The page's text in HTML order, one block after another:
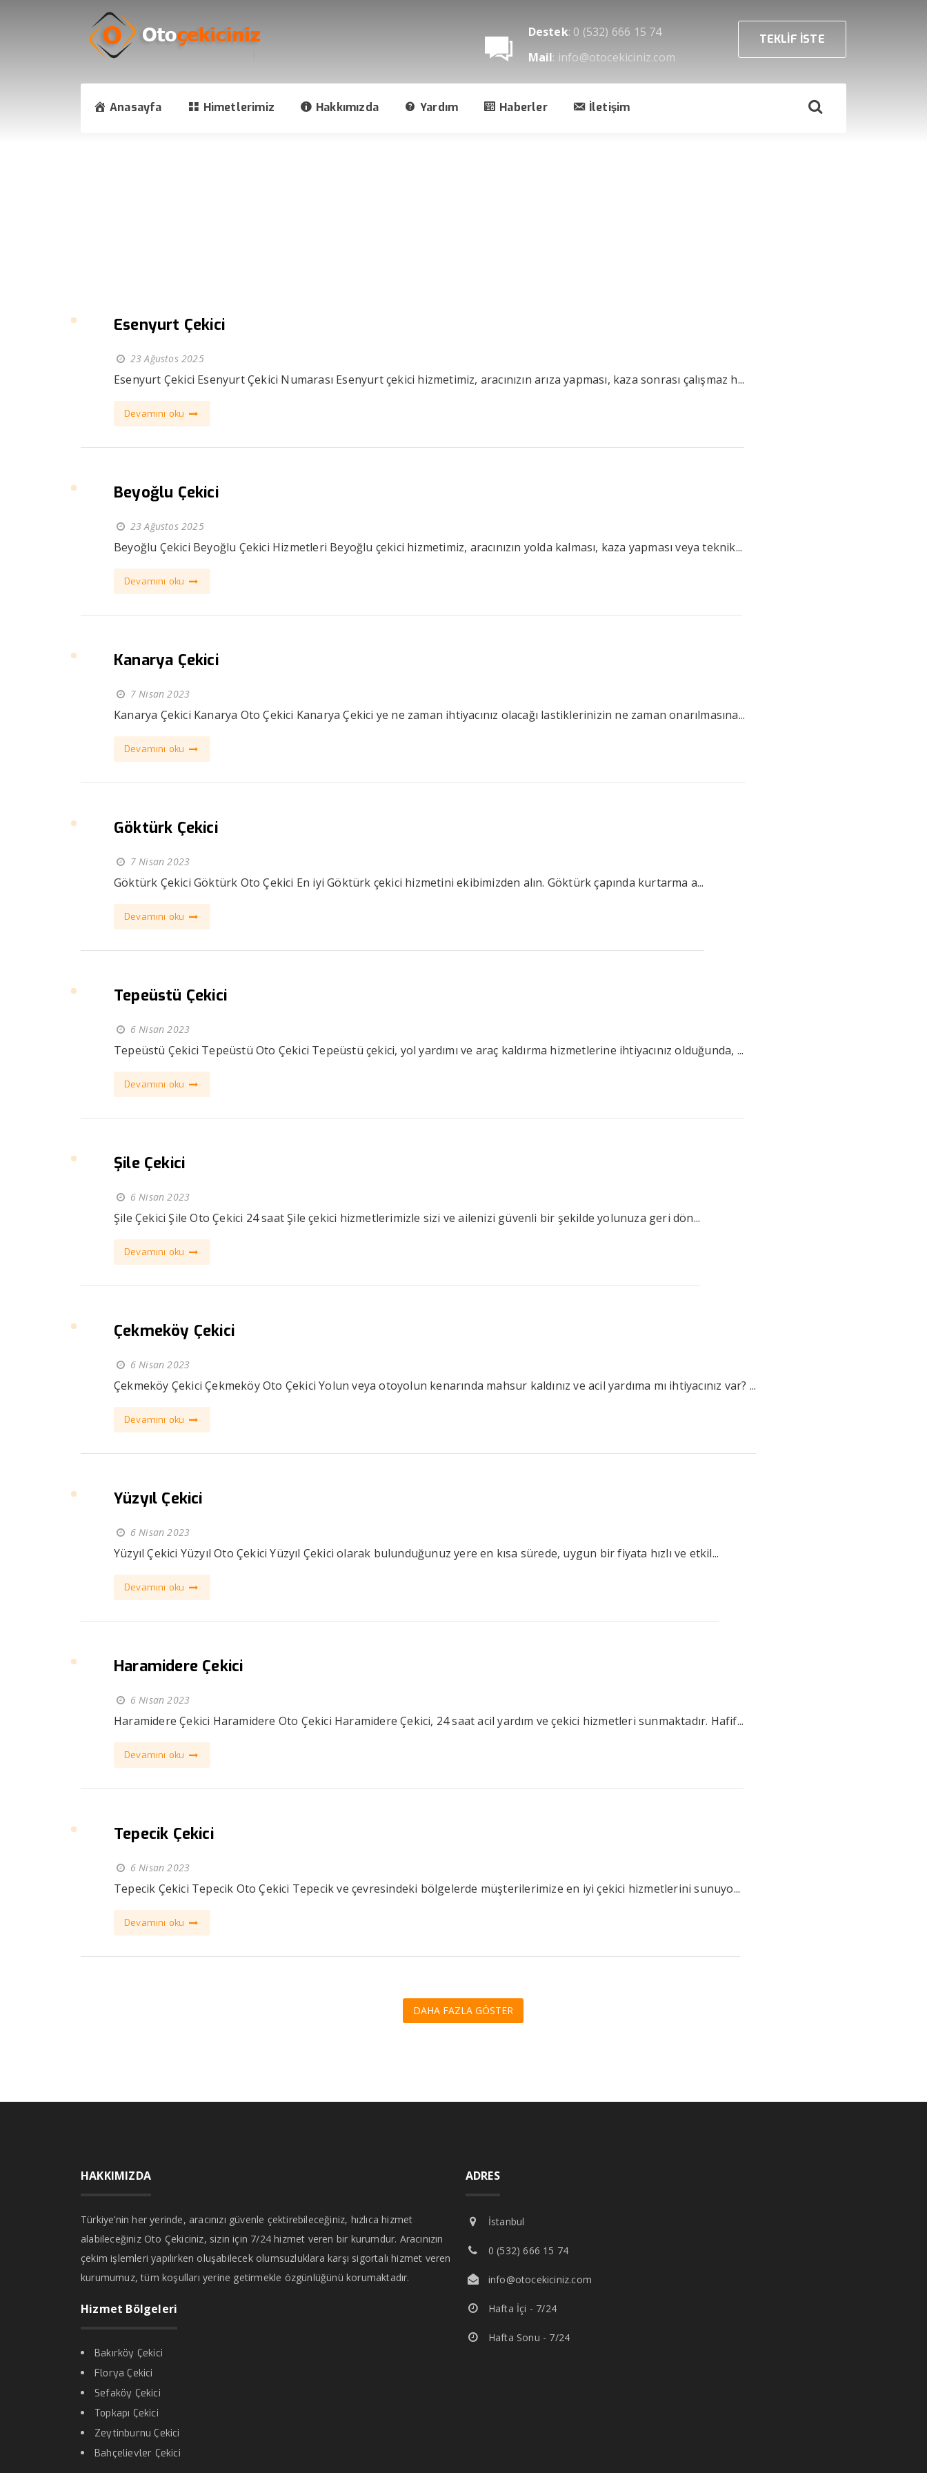
Destek: 0 (532) 666 15 74
Mail: info@otocekiciniz.com
TEKLİF İSTE
Anasayfa Himetlerimiz Hakkımızda Yardım Haberler İletişim
Esenyurt Çekici
23 Ağustos 2025
Esenyurt Çekici Esenyurt Çekici Numarası Esenyurt çekici hizmetimiz, aracınızın arıza yapması, kaza sonrası çalışmaz h...
Devamını oku
Beyoğlu Çekici
23 Ağustos 2025
Beyoğlu Çekici Beyoğlu Çekici Hizmetleri Beyoğlu çekici hizmetimiz, aracınızın yolda kalması, kaza yapması veya teknik...
Devamını oku
Kanarya Çekici
7 Nisan 2023
Kanarya Çekici Kanarya Oto Çekici Kanarya Çekici ye ne zaman ihtiyacınız olacağı lastiklerinizin ne zaman onarılmasına...
Devamını oku
Göktürk Çekici
7 Nisan 2023
Göktürk Çekici Göktürk Oto Çekici En iyi Göktürk çekici hizmetini ekibimizden alın. Göktürk çapında kurtarma a...
Devamını oku
Tepeüstü Çekici
6 Nisan 2023
Tepeüstü Çekici Tepeüstü Oto Çekici Tepeüstü çekici, yol yardımı ve araç kaldırma hizmetlerine ihtiyacınız olduğunda, ...
Devamını oku
Şile Çekici
6 Nisan 2023
Şile Çekici Şile Oto Çekici 24 saat Şile çekici hizmetlerimizle sizi ve ailenizi güvenli bir şekilde yolunuza geri dön...
Devamını oku
Çekmeköy Çekici
6 Nisan 2023
Çekmeköy Çekici Çekmeköy Oto Çekici Yolun veya otoyolun kenarında mahsur kaldınız ve acil yardıma mı ihtiyacınız var? ...
Devamını oku
Yüzyıl Çekici
6 Nisan 2023
Yüzyıl Çekici Yüzyıl Oto Çekici Yüzyıl Çekici olarak bulunduğunuz yere en kısa sürede, uygun bir fiyata hızlı ve etkil...
Devamını oku
Haramidere Çekici
6 Nisan 2023
Haramidere Çekici Haramidere Oto Çekici Haramidere Çekici, 24 saat acil yardım ve çekici hizmetleri sunmaktadır. Hafif...
Devamını oku
Tepecik Çekici
6 Nisan 2023
Tepecik Çekici Tepecik Oto Çekici Tepecik ve çevresindeki bölgelerde müşterilerimize en iyi çekici hizmetlerini sunuyo...
Devamını oku
HAKKIMIZDA
Türkiye’nin her yerinde, aracınızı güvenle çektirebileceğiniz, hızlıca hizmet
alabileceğiniz Oto Çekiciniz, sizin için 7/24 hizmet veren bir kurumdur. Aracınızın
çekim işlemleri yapılırken oluşabilecek olumsuzluklara karşı sigortalı hizmet veren
kurumumuz, tüm koşulları yerine getirmekle özgünlüğünü korumaktadır.
Hizmet Bölgeleri
Bakırköy Çekici
Florya Çekici
Sefaköy Çekici
Topkapı Çekici
Zeytinburnu Çekici
Bahçelievler Çekici
ADRES
İstanbul
0 (532) 666 15 74
info@otocekiciniz.com
Hafta İçi - 7/24
Hafta Sonu - 7/24